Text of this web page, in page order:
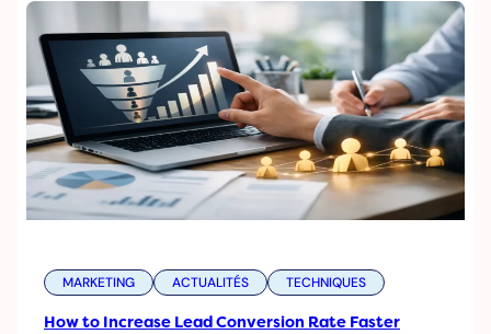
MARKETING ACTUALITÉS TECHNIQUES
How to Increase Lead Conversion Rate Faster